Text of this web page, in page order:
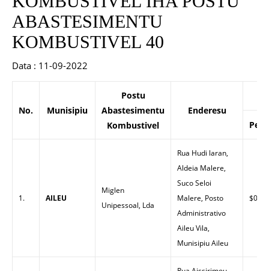
ABASTESIMENTU
KOMBUSTIVEL 40
Data : 11-09-2022
No. Munisipiu
Postu
Abastesimentu
Kombustivel
Enderesu
1. AILEU
Miglen
Unipessoal, Lda
Rua Hudi laran,
Aldeia Malere,
Suco Seloi
Malere, Posto
Administrativo
Aileu Vila,
Munisipiu Aileu
$0.00